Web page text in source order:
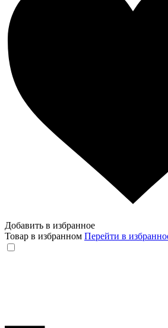
Добавить в избранное
Товар в избранном Перейти в